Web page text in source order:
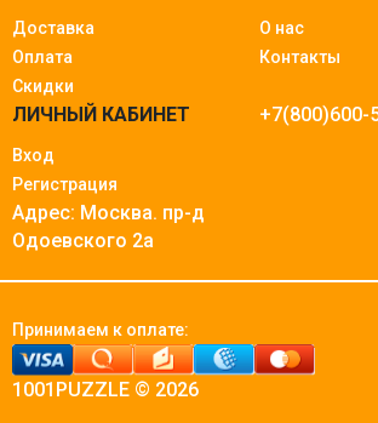
Доставка
Оплата
Скидки
О нас
Контакты
ЛИЧНЫЙ КАБИНЕТ
Вход
Регистрация
+7(800)600-
Адрес: Москва. пр-д
Одоевского 2а
1001PUZZLE © 2026
Принимаем к оплате: